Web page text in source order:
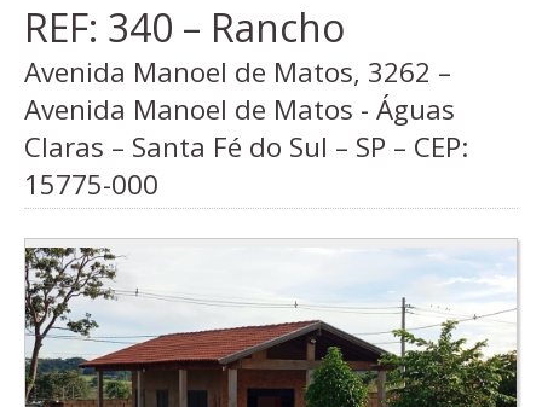
REF: 340 – Rancho
Avenida Manoel de Matos, 3262 –
Avenida Manoel de Matos - Águas
Claras – Santa Fé do Sul – SP – CEP:
15775-000